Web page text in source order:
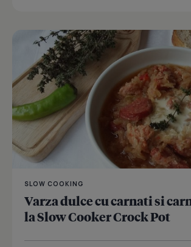
SLOW COOKING
Varza dulce cu carnati si
la Slow Cooker Crock Pot